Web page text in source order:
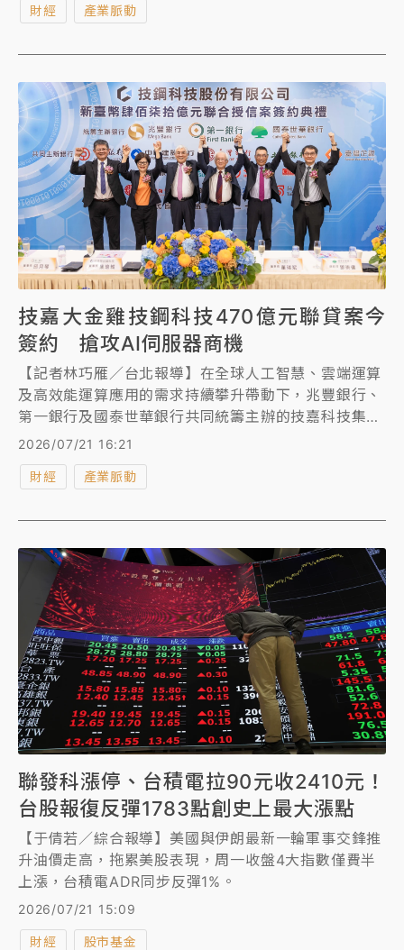
並由太陽能產業資深專業經理人葉正賢領軍。合資公司
研發、產品製造、銷售通路及品牌經營等領域的經驗，
聚焦太陽能模組製造、客戶服務及在地供應鏈建置，提
供兼具品質、可靠度、可追溯性、銀行可融資性及供應
鏈透明度的太陽能模組產品。
財經 產業脈動
技嘉大金雞技鋼科技470億元聯貸案今
簽約 搶攻AI伺服器商機
【記者林巧雁／台北報導】在全球人工智慧、雲端運算
及高效能運算應用的需求持續攀升帶動下，兆豐銀行、
第一銀行及國泰世華銀行共同統籌主辦的技嘉科技集團
旗下大金雞「技鋼科技」470億元聯合授信案，吸引15
2026/07/21 16:21
財經 產業脈動
聯發科漲停、台積電拉90元收2410元！
台股報復反彈1783點創史上最大漲點
【于倩若／綜合報導】美國與伊朗最新一輪軍事交鋒推
升油價走高，拖累美股表現，周一收盤4大指數僅費半
上漲，台積電ADR同步反彈1%。
2026/07/21 15:09
財經 股市基金